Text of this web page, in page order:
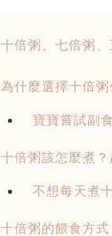
十倍粥、七倍粥
為什麼選擇十倍
寶寶嘗試副
十倍粥該怎麼煮
不想每天煮
十倍粥的餵食方式